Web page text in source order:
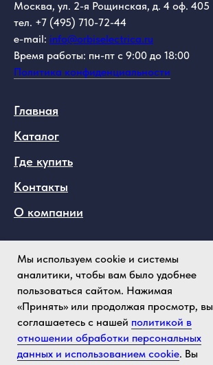
Москва, ул. 2-я Рощинская, д. 4 оф. 405
тел. +7 (495) 710-72-44
e-mail: info@orbiselectrica.ru
Время работы: пн-пт с 9:00 до 18:00
Политика конфиденциальности
Главная
Каталог
Где купить
Контакты
О компании
Max
VK
Instagram
Youtube
Мы используем cookie и системы
аналитики, чтобы вам было удобнее
пользоваться сайтом. Нажимая
«Принять» или продолжая просмотр, вы
соглашаетесь с нашей политикой в
отношении обработки персональных
данных и использованием cookie. Вы